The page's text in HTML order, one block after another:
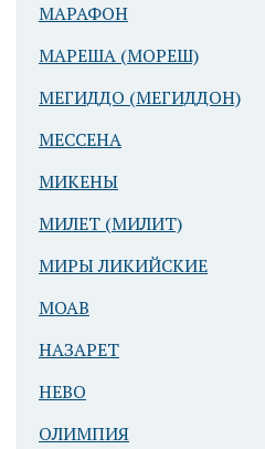
МАРАФОН
МАРЕША (МОРЕШ)
МЕГИДДО (МЕГИДДОН)
МЕССЕНА
МИКЕНЫ
МИЛЕТ (МИЛИТ)
МИРЫ ЛИКИЙСКИЕ
МОАВ
НАЗАРЕТ
НЕВО
ОЛИМПИЯ